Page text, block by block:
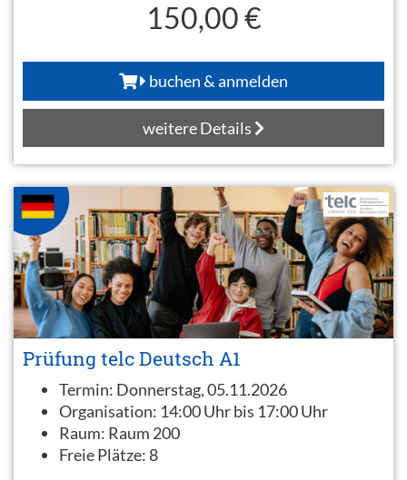
150,00 €
buchen & anmelden
weitere Details
Prüfung telc Deutsch A1
Termin: Donnerstag, 05.11.2026
Organisation: 14:00 Uhr bis 17:00 Uhr
Raum: Raum 200
Freie Plätze: 8